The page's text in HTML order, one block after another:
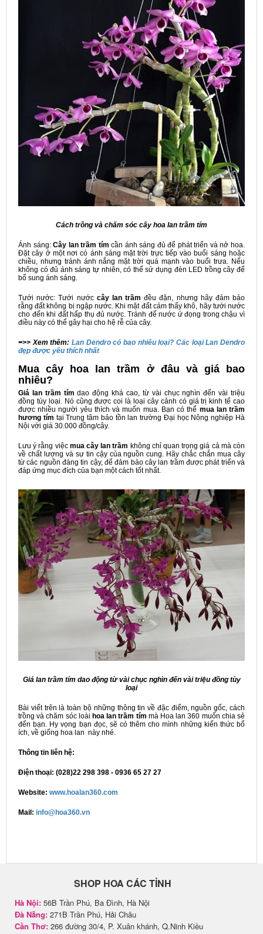
Cách trồng và chăm sóc cây hoa lan trầm tím
Ánh sáng:Cây lan trầm tím cần ánh sáng đủ để phát triển và nở hoa.
Đặt cây ở một nơi có ánh sáng mặt trời trực tiếp vào buổi sáng hoặc
chiều, nhưng tránh ánh nắng mặt trời quá mạnh vào buổi trưa. Nếu
không có đủ ánh sáng tự nhiên, có thể sử dụng đèn LED trồng cây để
bổ sung ánh sáng.
Tưới nước: Tưới nước cây lan trầm đều đặn, nhưng hãy đảm bảo
rằng đất không bị ngập nước. Khi mặt đất cảm thấy khô, hãy tưới nước
cho đến khi đất hấp thụ đủ nước. Tránh để nước ứ đọng trong chậu vì
điều này có thể gây hại cho hệ rễ của cây.
=>> Xem thêm: Lan Dendro có bao nhiêu loại? Các loại Lan Dendro
đẹp được yêu thích nhất
Mua cây hoa lan trầm ở đâu và giá bao
nhiêu?
Giá lan trầm tím dao động khá cao, từ vài chục nghìn đến vài triệu
đồng tùy loại. Nó cũng được coi là loại cây cảnh có giá trị kinh tế cao
được nhiều người yêu thích và muốn mua. Bạn có thể mua lan trầm
hương tím tại Trung tâm bảo tồn lan trường Đại học Nông nghiệp Hà
Nội với giá 30.000 đồng/cây.
Lưu ý rằng việc mua cây lan trầm không chỉ quan trọng giá cả mà còn
về chất lượng và sự tin cậy của nguồn cung. Hãy chắc chắn mua cây
từ các nguồn đáng tin cậy, để đảm bảo cây lan trầm được phát triển và
đáp ứng mục đích của bạn một cách tốt nhất.
Giá lan trầm tím dao động từ vài chục nghìn đến vài triệu đồng tùy
loại
Bài viết trên là toàn bộ những thông tin về đặc điểm, nguồn gốc, cách
trồng và chăm sóc loài hoa lan trầm tím mà Hoa lan 360 muốn chia sẻ
đến bạn. Hy vọng bạn đọc, sẽ có thêm cho mình những kiến thức bổ
ích, về giống hoa lan này nhé.
Thông tin liên hệ:
Điện thoại: (028)22 298 398 - 0936 65 27 27
Website: www.hoalan360.com
Mail: info@hoa360.vn
SHOP HOA CÁC TỈNH
Hà Nội: 56B Trần Phú, Ba Đình, Hà Nội
Đà Nẵng: 271B Trần Phú, Hải Châu
Cần Thơ: 266 đường 30/4, P. Xuân khánh, Q.Ninh Kiều